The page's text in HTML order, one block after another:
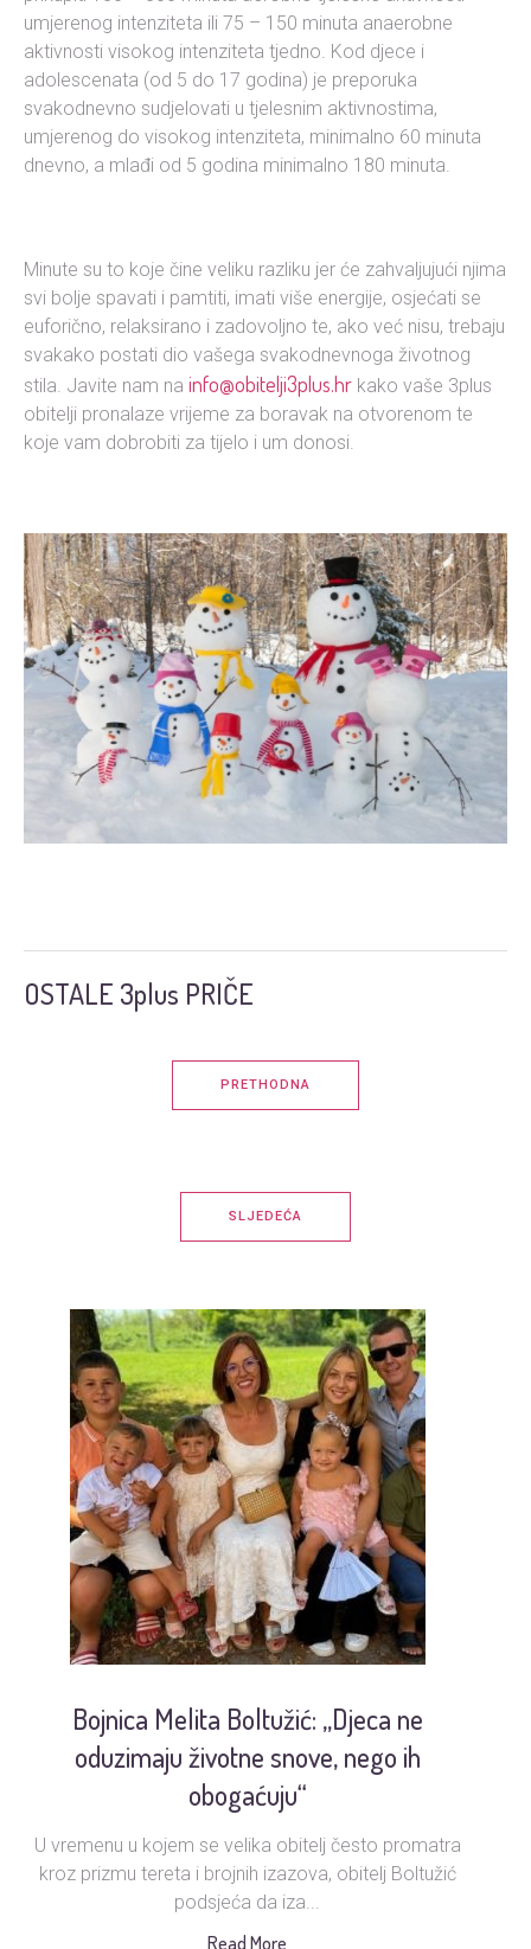
umjerenog intenziteta ili 75 – 150 minuta anaerobne
aktivnosti visokog intenziteta tjedno. Kod djece i
adolescenata (od 5 do 17 godina) je preporuka
svakodnevno sudjelovati u tjelesnim aktivnostima,
umjerenog do visokog intenziteta, minimalno 60 minuta
dnevno, a mlađi od 5 godina minimalno 180 minuta.
Minute su to koje čine veliku razliku jer će zahvaljujući njima
svi bolje spavati i pamtiti, imati više energije, osjećati se
euforično, relaksirano i zadovoljno te, ako već nisu, trebaju
svakako postati dio vašega svakodnevnoga životnog
stila. Javite nam na info@obitelji3plus.hrkako vaše 3plus
obitelji pronalaze vrijeme za boravak na otvorenom te
koje vam dobrobiti za tijelo i um donosi.
OSTALE 3plus PRIČE
PRETHODNA
SLJEDEĆA
Bojnica Melita Boltužić: „Djeca ne
oduzimaju životne snove, nego ih
obogaćuju“
U vremenu u kojem se velika obitelj često promatra
kroz prizmu tereta i brojnih izazova, obitelj Boltužić
podsjeća da iza...
Read More